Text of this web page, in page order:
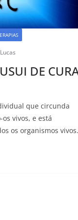
DE
que circunda
vivos, e está
os organismos vivos.